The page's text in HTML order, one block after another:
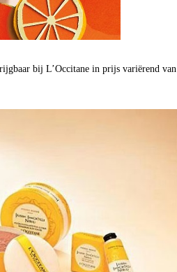
bij L’Occitane in prijs variërend van